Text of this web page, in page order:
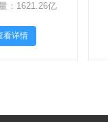
：1621.26亿
看详情